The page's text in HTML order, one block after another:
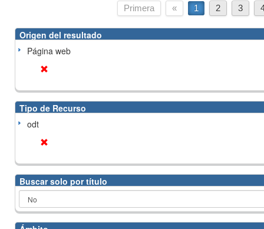
Primera « 1 2 3
Origen del resultado
Página web
Tipo de Recurso
odt
Buscar solo por título